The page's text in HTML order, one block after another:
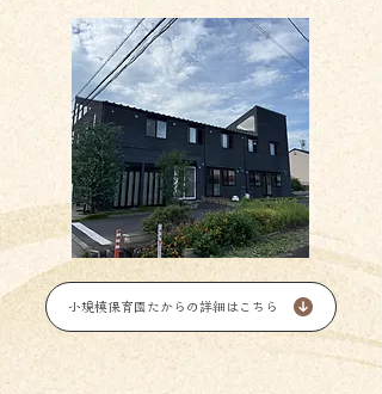
小規模保育園たからの詳細はこちら